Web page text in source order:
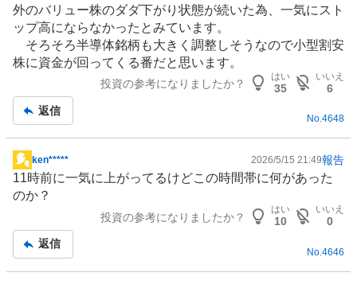
事
外のバリュー株のダダ下がり状態が続いた為、一気にスト
ップ高にならなかったとみています。
そろそろ半導体銘柄も大きく調整しそうなので小型割安
株に資金が回ってくる番だと思います。
投資の参考になりましたか？
はい
35
いいえ
6
返信
No.4648
掲
示
板
ken***** 2026/5/15 21:49報告
11時前に一気に上がってるけどこの時間帯に何があった
のか？
投資の参考になりましたか？
はい
10
いいえ
0
返信
No. 4646